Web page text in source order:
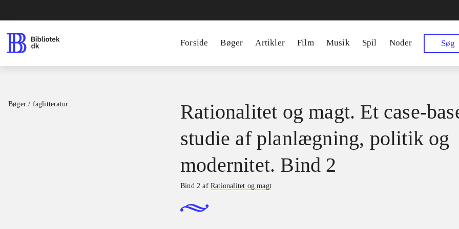
Forside Bøger Artikler Film Musik Spil Noder Søg
Bøger / faglitteratur
Rationalitet og magt. Et case-
studie af planlægning, politik og
modernitet. Bind 2
Bind 2 afRationalitet og magt